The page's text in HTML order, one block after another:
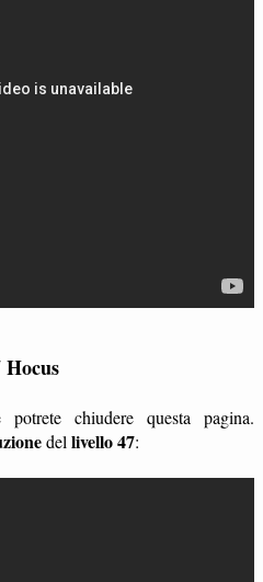
chiudere questa pagina.
del livello 47: